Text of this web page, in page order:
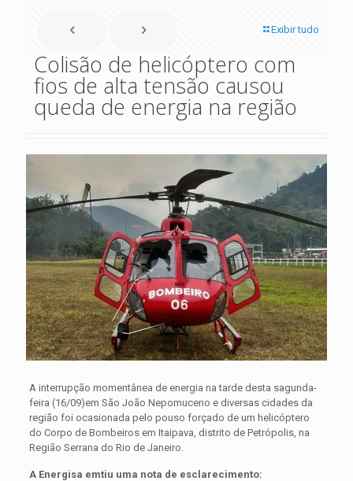
Exibir tudo
Colisão de helicóptero com
fios de alta tensão causou
queda de energia na região
A interrupção momentânea de energia na tarde desta sagunda-
feira (16/09)em São João Nepomuceno e diversas cidades da
região foi ocasionada pelo pouso forçado de um helicóptero
do Corpo de Bombeiros em Itaipava, distrito de Petrópolis, na
Região Serrana do Rio de Janeiro.
A Energisa emtiu uma nota de esclarecimento: